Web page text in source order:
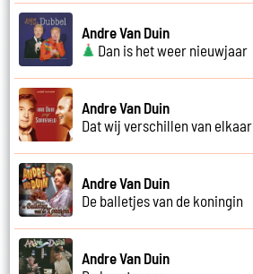
Andre Van Duin
Dan is het weer nieuwjaar
Andre Van Duin
Dat wij verschillen van elkaar
Andre Van Duin
De balletjes van de koningin
Andre Van Duin